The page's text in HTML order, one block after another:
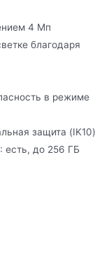
4 Мп
благодаря
в режиме
защита (IK10)
есть, до 256 ГБ